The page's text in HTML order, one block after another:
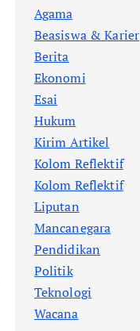
Agama
Beasiswa & Karier
Berita
Ekonomi
Esai
Hukum
Kirim Artikel
Kolom Reflektif
Kolom Reflektif
Liputan
Mancanegara
Pendidikan
Politik
Teknologi
Wacana